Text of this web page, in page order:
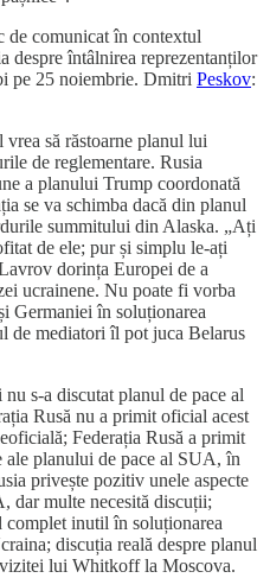
comunicat în contextul
despre întâlnirea reprezentanților
pe 25 noiembrie. Dmitri Peskov:
vrea să răstoarne planul lui
de reglementare. Rusia
a planului Trump coordonată
se va schimba dacă din planul
summitului din Alaska. „Ați
de ele; pur și simplu le-ați
dorința Europei de a
ucrainene. Nu poate fi vorba
Germaniei în soluționarea
de mediatori îl pot juca Belarus
s-a discutat planul de pace al
Rusă nu a primit oficial acest
Federația Rusă a primit
planului de pace al SUA, în
privește pozitiv unele aspecte
dar multe necesită discuții;
inutil în soluționarea
discuția reală despre planul
lui Whitkoff la Moscova.